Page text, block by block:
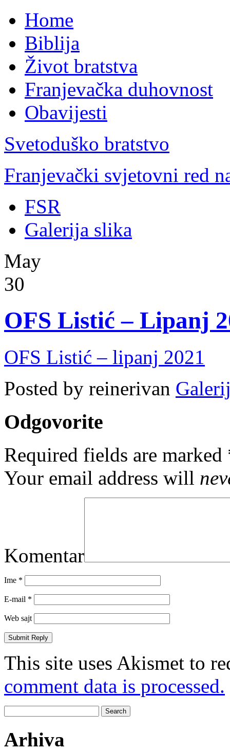
Home
Biblija
Život bratstva
Franjevačka duhovnost
Obavijesti
Svetoduško bratstvo
Franjevački svjetovni red
FSR
Galerija slika
May
30
OFS Listić – Lipanj
OFS Listić – lipanj 2021
Posted by reinerivan
Odgovorite
Required fields are marked
Your email address will
Komentar
Ime *
E-mail *
Web sajt
This site uses Akismet to
comment data is processed.
for:
Arhiva